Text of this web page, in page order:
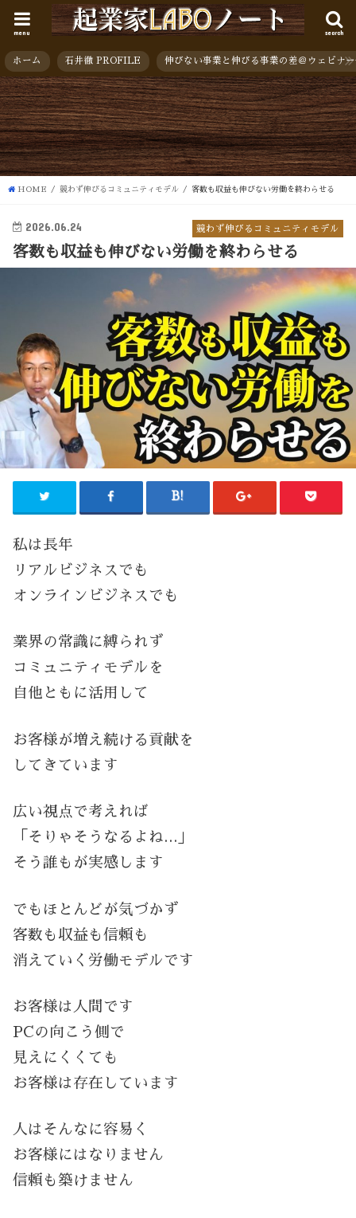
search
menu
ホーム 石井徹 PROFILE 伸びない事業と伸びる事業の差＠ウェビナ
HOME 競わず伸びるコミュニティモデル 客数も収益も伸びない労働を終わらせる
競わず伸びるコミュニティモデル
2026.06.24
客数も収益も伸びない労働を終わらせる
私は長年
リアルビジネスでも
オンラインビジネスでも
業界の常識に縛られず
コミュニティモデルを
自他ともに活用して
お客様が増え続ける貢献を
してきています
広い視点で考えれば
「そりゃそうなるよね…」
そう誰もが実感します
でもほとんどが気づかず
客数も収益も信頼も
消えていく労働モデルです
お客様は人間です
PCの向こう側で
見えにくくても
お客様は存在しています
人はそんなに容易く
お客様にはなりません
信頼も築けません